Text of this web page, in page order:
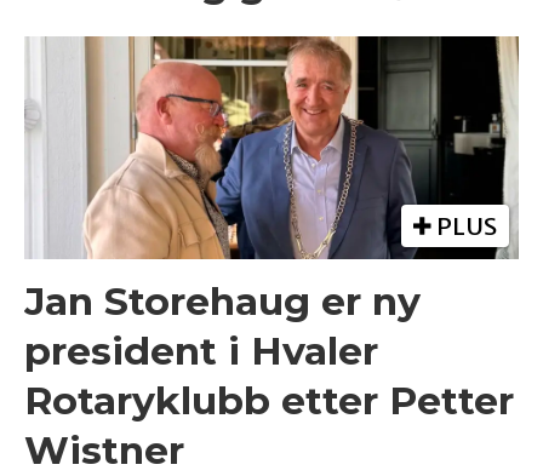
PLUS
Jan Storehaug er ny
president i Hvaler
Rotaryklubb etter Petter
Wistner